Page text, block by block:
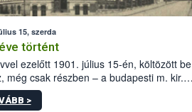
15, szerda
történt
ezelőtt 1901. július 15-én, költözött be
még csak részben – a budapesti m. kir.
állomás a Kis Rókus utca
alatti, Czigler Győző által tervezett új
>